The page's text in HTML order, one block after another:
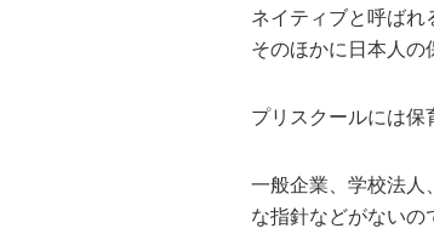
ネイティブと呼ばれ
そのほかに日本人の
プリスクールには保
一般企業、学校法人
な指針などがないの